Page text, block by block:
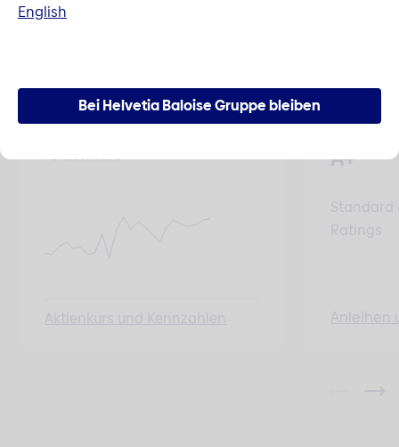
Zahlen und Fakten
Aktienkurs
Aktienkurs und Kennzahlen
A+
Standard
Ratings
Anleihen
English
Bei Helvetia Baloise Gruppe bleiben